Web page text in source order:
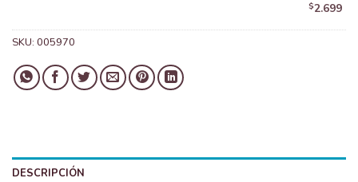
$2.699
SKU: 005970
DESCRIPCIÓN